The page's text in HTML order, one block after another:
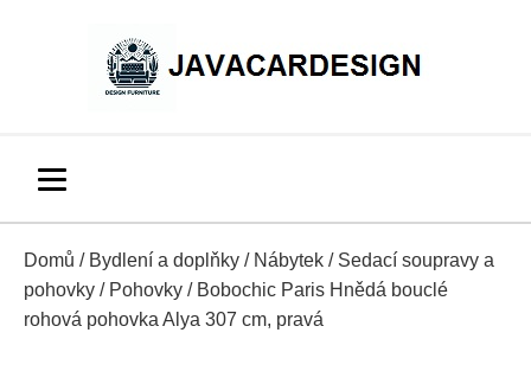
Domů / Bydlení a doplňky / Nábytek / Sedací soupravy a
pohovky / Pohovky / Bobochic Paris Hnědá bouclé
rohová pohovka Alya 307 cm, pravá